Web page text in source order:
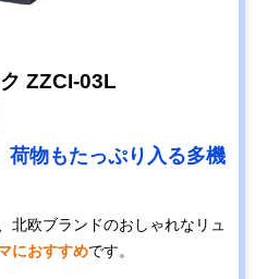
ZZCI-03L
荷物もたっぷり入る多機
北欧ブランドのおしゃれなリュ
におすすめです。